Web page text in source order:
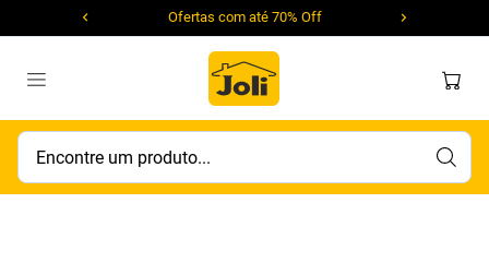
Ofertas com até 70% Off
Encontre um produto...